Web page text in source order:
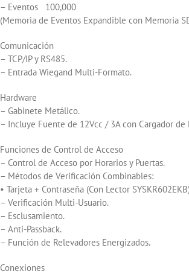
– Eventos 100,000
(Memoria de Eventos Expandible con Memoria
Comunicación
– TCP/IP y RS485.
– Entrada Wiegand Multi-Formato.
Hardware
– Gabinete Metálico.
– Incluye Fuente de 12Vcc / 3A con Cargador
Funciones de Control de Acceso
– Control de Acceso por Horarios y Puertas.
– Métodos de Verificación Combinables:
• Tarjeta + Contraseña (Con Lector
– Verificación Multi-Usuario.
– Esclusamiento.
– Anti-Passback.
– Función de Relevadores Energizados.
Conexiones